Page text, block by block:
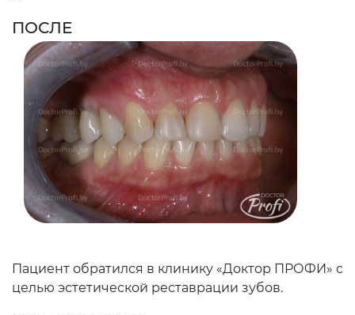
Пациент обратился в клинику «Доктор ПРОФИ» с
целью эстетической реставрации зубов.
ПОСЛЕ